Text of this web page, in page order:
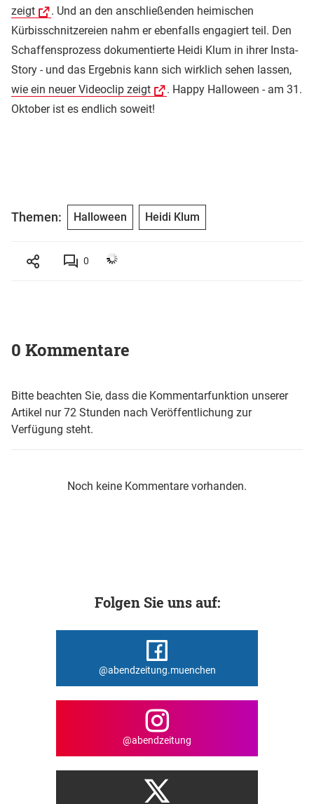
zeigt
. Und an den anschließenden heimischen
Kürbisschnitzereien nahm er ebenfalls engagiert teil. Den
Schaffensprozess dokumentierte Heidi Klum in ihrer Insta-
Story - und das Ergebnis kann sich wirklich sehen lassen,
wie ein neuer Videoclip zeigt
. Happy Halloween - am 31.
Oktober ist es endlich soweit!
Themen: Halloween Heidi Klum
0
0 Kommentare
Bitte beachten Sie, dass die Kommentarfunktion unserer
Artikel nur 72 Stunden nach Veröffentlichung zur
Verfügung steht.
Noch keine Kommentare vorhanden.
Folgen Sie uns auf:
@abendzeitung.muenchen
@abendzeitung